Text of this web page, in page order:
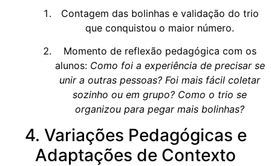
Contagem das bolinhas e validação do trio
que conquistou o maior número.
Momento de reflexão pedagógica com os
alunos: Como foi a experiência de precisar se
unir a outras pessoas? Foi mais fácil coletar
sozinho ou em grupo? Como o trio se
organizou para pegar mais bolinhas?
4. Variações Pedagógicas e
Adaptações de Contexto